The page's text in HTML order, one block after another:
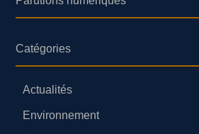
Catégories
Actualités
Environnement